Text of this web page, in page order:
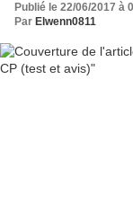
Publié le 22/06/2017 à
Par Elwenn0811